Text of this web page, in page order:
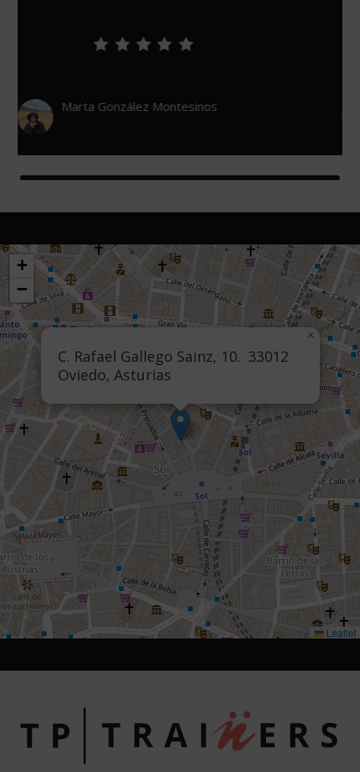
León De Urzaiz
C. Rafael Gallego Sainz, 10. 33012
Oviedo, Asturias
×
+
−
Leaflet